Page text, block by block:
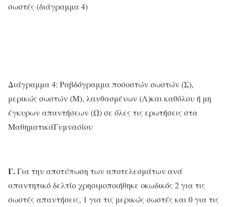
σωστές (διάγραμμα 4)
Διάγραμμα 4: Ραβδόγραμμα ποσοστών σωστών (Σ),
μερικώς σωστών (Μ), λανθασμένων (Λ)και καθόλου ή μη
έγκυρων απαντήσεων (Ω) σε όλες τις ερωτήσεις στα
ΜαθηματικάΓυμνασίου
Γ.Για την αποτύπωση των αποτελεσμάτων ανά
απαντητικό δελτίο χρησιμοποιήθηκε οκωδικός 2 για τις
σωστές απαντήσεις, 1 για τις μερικώς σωστές και 0 για τις